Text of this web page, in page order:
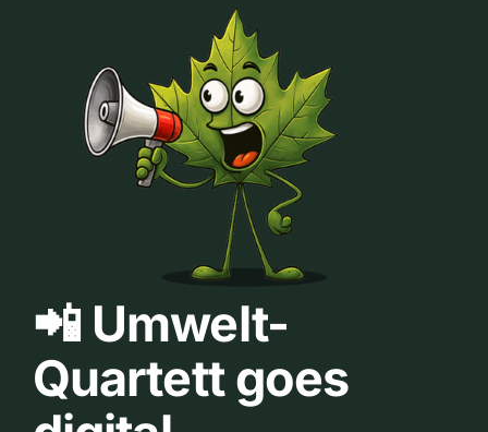
📲 Umwelt-
Quartett goes